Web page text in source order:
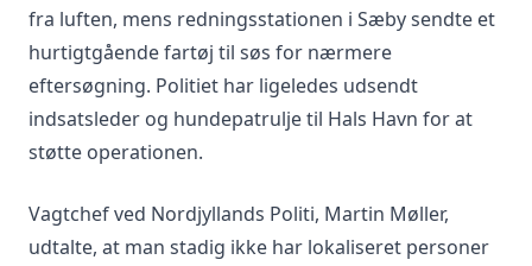
fra luften, mens redningsstationen i Sæby sendte et
hurtigtgående fartøj til søs for nærmere
eftersøgning. Politiet har ligeledes udsendt
indsatsleder og hundepatrulje til Hals Havn for at
støtte operationen.
Vagtchef ved Nordjyllands Politi, Martin Møller,
udtalte, at man stadig ikke har lokaliseret personer